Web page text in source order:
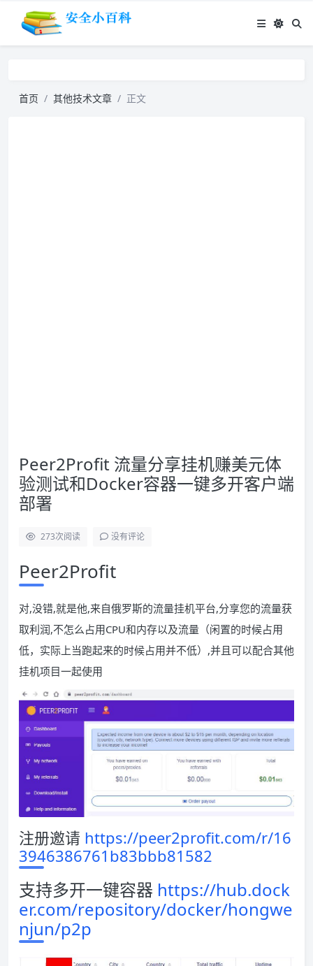
首页 其他技术文章 正文
Peer2Profit 流量分享挂机赚美元体
验测试和Docker容器一键多开客户端
部署
273次阅读 没有评论
Peer2Profit
对,没错,就是他,来自俄罗斯的流量挂机平台,分享您的流量获
取利润,不怎么占用CPU和内存以及流量（闲置的时候占用
低，实际上当跑起来的时候占用并不低）,并且可以配合其他
挂机项目一起使用
注册邀请 https://peer2profit.com/r/16
3946386761b83bbb81582
支持多开一键容器 https://hub.dock
er.com/repository/docker/hongwe
njun/p2p